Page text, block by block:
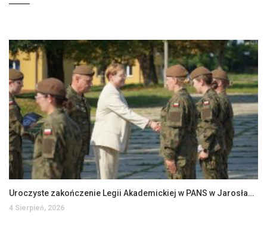
Uroczyste zakończenie Legii Akademickiej w PANS w Jarosławiu
4 Sierpień, 2026